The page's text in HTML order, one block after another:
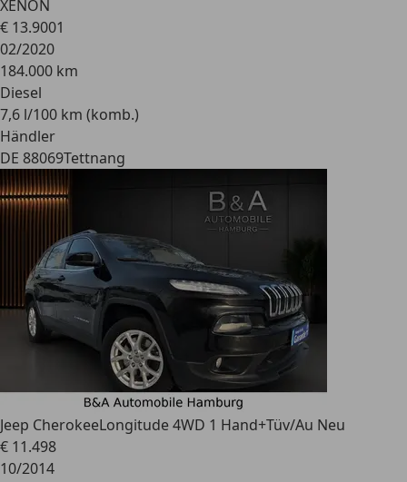
XENON
€ 13.9001
02/2020
184.000 km
Diesel
7,6 l/100 km (komb.)
Händler
DE 88069Tettnang
Jeep CherokeeLongitude 4WD 1 Hand+Tüv/Au Neu
€ 11.498
10/2014